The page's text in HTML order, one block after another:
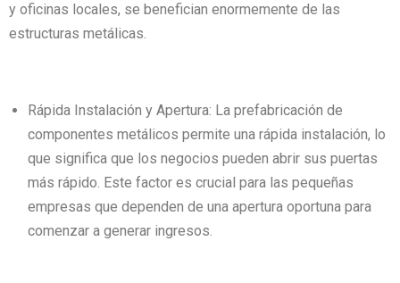
y oficinas locales, se benefician enormemente de las
estructuras metálicas.
Rápida Instalación y Apertura: La prefabricación de
componentes metálicos permite una rápida instalación, lo
que significa que los negocios pueden abrir sus puertas
más rápido. Este factor es crucial para las pequeñas
empresas que dependen de una apertura oportuna para
comenzar a generar ingresos.